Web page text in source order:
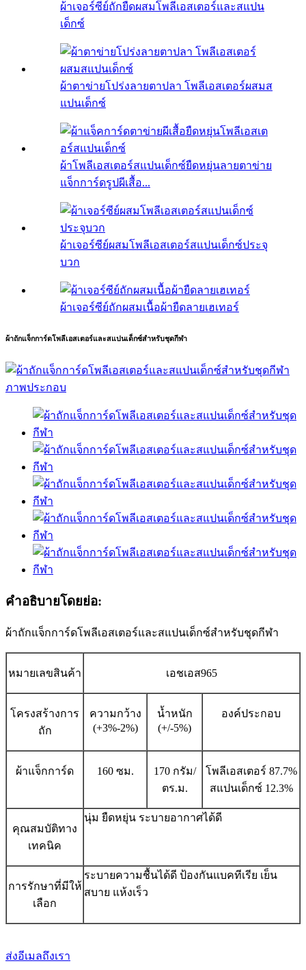
ผ้าเจอร์ซีย์ถักยืดผสมโพลีเอสเตอร์และสแปน
เด็กซ์
ผ้าตาข่ายโปร่งลายตาปลา โพลีเอสเตอร์ผสมส
แปนเด็กซ์
ผ้าโพลีเอสเตอร์สแปนเด็กซ์ยืดหยุ่นลายตาข่าย
แจ็กการ์ดรูปผีเสื้อ...
ผ้าเจอร์ซีย์ผสมโพลีเอสเตอร์สแปนเด็กซ์ประจุ
บวก
ผ้าเจอร์ซีย์ถักผสมเนื้อผ้ายืดลายเฮเทอร์
ผ้าถักแจ็กการ์ดโพลีเอสเตอร์และสแปนเด็กซ์สำหรับชุดกีฬา
คำอธิบายโดยย่อ:
ผ้าถักแจ็กการ์ดโพลีเอสเตอร์และสแปนเด็กซ์สำหรับชุดกีฬา
หมายเลขสินค้า เอชเอส965
โครงสร้างการ
ถัก
ความกว้าง
(+3%-2%)
น้ำหนัก
(+/-5%)
องค์ประกอบ
ผ้าแจ็กการ์ด 160 ซม.
170 กรัม/
ตร.ม.
โพลีเอสเตอร์ 87.7%
สแปนเด็กซ์ 12.3%
คุณสมบัติทาง
เทคนิค
นุ่ม ยืดหยุ่น ระบายอากาศได้ดี
การรักษาที่มีให้
เลือก
ระบายความชื้นได้ดี ป้องกันแบคทีเรีย เย็น
สบาย แห้งเร็ว
ส่งอีเมลถึงเรา